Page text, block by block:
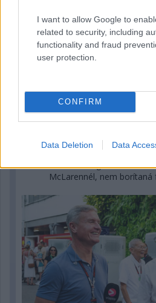
I want to allow Google to
related to security, including
functionality and fraud
user protection.
CONFIRM
Data Deletion Data2 napja
McLarennél, nem borítaná